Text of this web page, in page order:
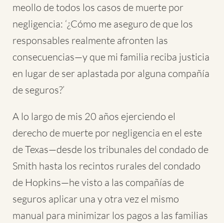
meollo de todos los casos de muerte por
negligencia: ‘¿Cómo me aseguro de que los
responsables realmente afronten las
consecuencias—y que mi familia reciba justicia
en lugar de ser aplastada por alguna compañía
de seguros?’
A lo largo de mis 20 años ejerciendo el
derecho de muerte por negligencia en el este
de Texas—desde los tribunales del condado de
Smith hasta los recintos rurales del condado
de Hopkins—he visto a las compañías de
seguros aplicar una y otra vez el mismo
manual para minimizar los pagos a las familias